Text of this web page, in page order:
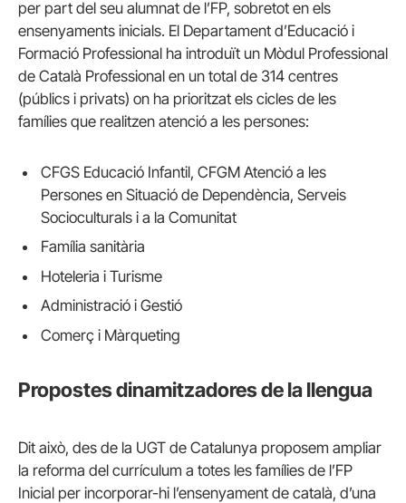
per part del seu alumnat de l’FP, sobretot en els
ensenyaments inicials. El Departament d’Educació i
Formació Professional ha introduït un Mòdul Professional
de Català Professional en un total de 314 centres
(públics i privats) on ha prioritzat els cicles de les
famílies que realitzen atenció a les persones:
CFGS Educació Infantil, CFGM Atenció a les
Persones en Situació de Dependència, Serveis
Socioculturals i a la Comunitat
Família sanitària
Hoteleria i Turisme
Administració i Gestió
Comerç i Màrqueting
Propostes dinamitzadores de la llengua
Dit això, des de la UGT de Catalunya proposem ampliar
la reforma del currículum a totes les famílies de l’FP
Inicial per incorporar-hi l’ensenyament de català, d’una